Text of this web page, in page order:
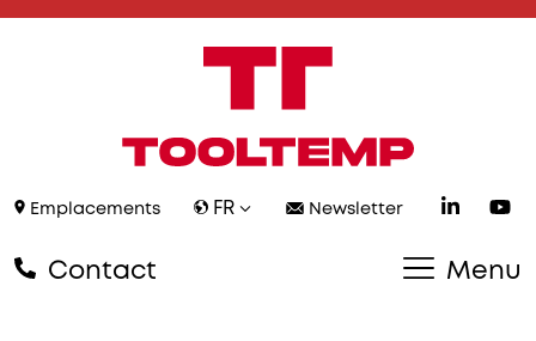
Emplacements FR Newsletter
Contact Menu